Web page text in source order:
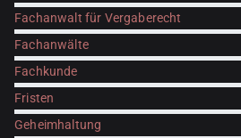
Fachanwalt für Vergaberecht
Fachanwälte
Fachkunde
Fristen
Geheimhaltung